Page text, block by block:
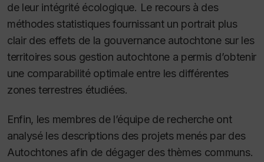
de leur intégrité écologique. Le recours à des
méthodes statistiques fournissant un portrait plus
clair des effets de la gouvernance autochtone sur les
territoires sous gestion autochtone a permis d’obtenir
une comparabilité optimale entre les différentes
zones terrestresétudiées.
Enfin, les membres de l’équipe de recherche ont
analysé les descriptions des projets menés par des
Autochtones afin de dégager des thèmes communs.